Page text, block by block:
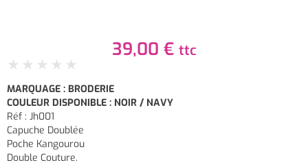
39,00 € ttc
★ ★ ★ ★ ★
MARQUAGE : BRODERIE
COULEUR DISPONIBLE : NOIR / NAVY
Réf : Jh001
Capuche Doublée
Poche Kangourou
Double Couture.